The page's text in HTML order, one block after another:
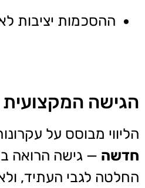
ההסכמות יציבות
הגישה המקצועית
הליווי מבוסס על
חדשה — גישה הרואה
החלטה לגבי העתיד, ולא